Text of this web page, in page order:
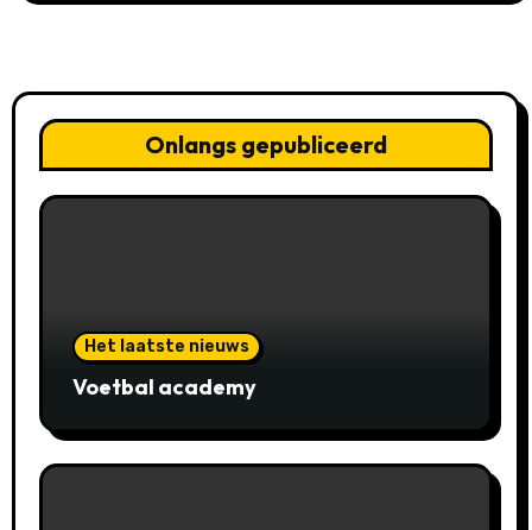
Onlangs gepubliceerd
Het laatste nieuws
Voetbal academy